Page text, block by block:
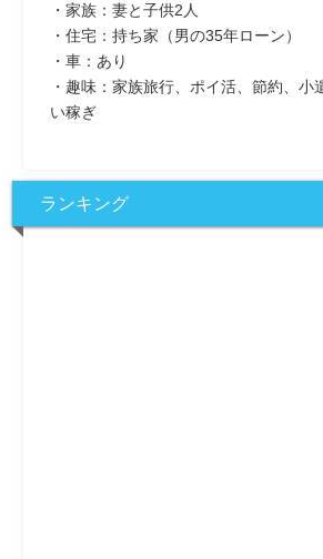
・家族：妻と子供2人
・住宅：持ち家（男の35年ローン）
・車：あり
・趣味：家族旅行、ポイ活、節約、小
い稼ぎ
ランキング